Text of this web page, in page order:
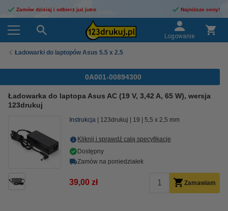
Zamów dzisiaj i odbierz już jutro Najniższe ceny!
Logowanie
Ładowarki do laptopów Asus 5.5 x 2.5
0A001-00894300
Ładowarka do laptopa Asus AC (19 V, 3,42 A, 65 W), wersja
123drukuj
Instrukcja 123drukuj 19 5,5 x 2,5 mm
Kliknij i sprawdź całą specyfikacje
Dostępny
Zamów na poniedziałek
39,00 zł Zamawiam